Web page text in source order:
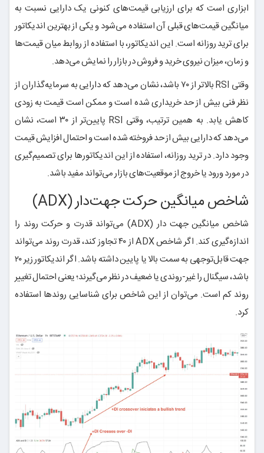
ابزاری است که برای ارزیابی قیمت‌های کنونی یک دارایی نسبت به
میانگین قیمت‌های قبلی آن استفاده می‌شود و یکی از بهترین اندیکاتور
برای ترید روزانه است. این اندیکاتور، با استفاده از روابط میان قیمت‌ها
و زمان، میزان نیروی خرید و فروش در بازار را نمایش می‌دهد.
وقتی RSI بالاتر از ۷۰ باشد، نشان می‌دهد که دارایی به سرمایه‌گذاران از
نظر فنی بیش از حد خریداری شده است و ممکن است قیمت به زودی
کاهش یابد. به همین ترتیب، وقتی RSI پایین‌تر از ۳۰ است، نشان
می‌دهد که دارایی بیش از حد فروخته شده است و احتمال افزایش قیمت
وجود دارد. در ترید روزانه، استفاده از این اندیکاتورها برای تصمیم‌گیری
در مورد ورود یا خروج از موقعیت‌های بازار می‌تواند مفید باشد.
شاخص میانگین حرکت جهت‌دار (ADX)
شاخص میانگین جهت دار (ADX) می‌تواند قدرت و حرکت روند را
اندازه‌گیری کند. اگر شاخص ADX از ۴۰ تجاوز کند، قدرت روند می‌تواند
جهت قابل‌توجهی به سمت بالا یا پایین داشته باشد. اگر اندیکاتور زیر ۲۰
باشد، سیگنال را غیر-روندی یا ضعیف در نظر می‌گیرند؛ یعنی احتمال تغییر
روند کم است. می‌توان از این شاخص برای شناسایی روندها استفاده
کرد.